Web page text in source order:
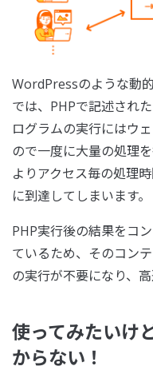
WordPressのような動
では、PHPで記述され
ログラムの実行にはウ
ので一度に大量の処理
よりアクセス毎の処理
に到達してしまいます。
PHP実行後の結果をコ
ているため、そのコン
の実行が不要になり、
使ってみたいけ
からない！